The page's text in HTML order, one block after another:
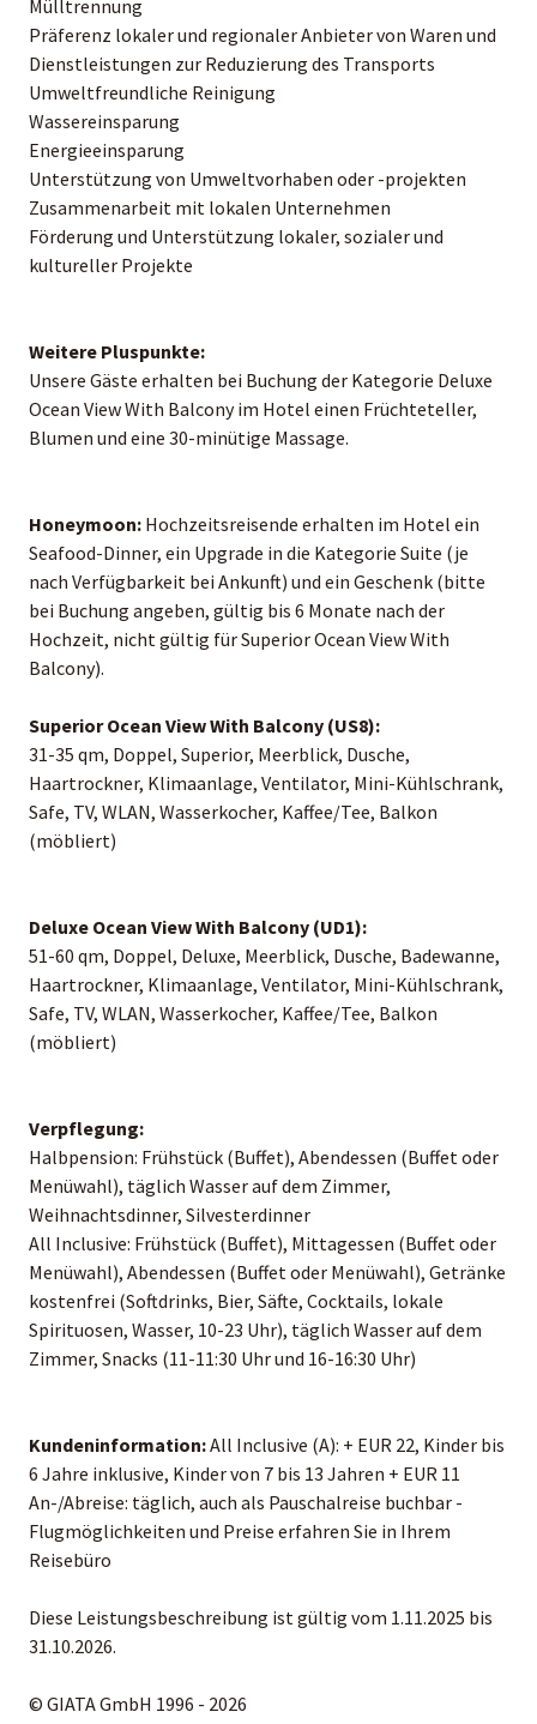
Mülltrennung
Präferenz lokaler und regionaler Anbieter von Waren und
Dienstleistungen zur Reduzierung des Transports
Umweltfreundliche Reinigung
Wassereinsparung
Energieeinsparung
Unterstützung von Umweltvorhaben oder -projekten
Zusammenarbeit mit lokalen Unternehmen
Förderung und Unterstützung lokaler, sozialer und
kultureller Projekte
Weitere Pluspunkte:
Unsere Gäste erhalten bei Buchung der Kategorie Deluxe
Ocean View With Balcony im Hotel einen Früchteteller,
Blumen und eine 30-minütige Massage.
Honeymoon: Hochzeitsreisende erhalten im Hotel ein
Seafood-Dinner, ein Upgrade in die Kategorie Suite (je
nach Verfügbarkeit bei Ankunft) und ein Geschenk (bitte
bei Buchung angeben, gültig bis 6 Monate nach der
Hochzeit, nicht gültig für Superior Ocean View With
Balcony).
Superior Ocean View With Balcony (US8):
31-35 qm, Doppel, Superior, Meerblick, Dusche,
Haartrockner, Klimaanlage, Ventilator, Mini-Kühlschrank,
Safe, TV, WLAN, Wasserkocher, Kaffee/Tee, Balkon
(möbliert)
Deluxe Ocean View With Balcony (UD1):
51-60 qm, Doppel, Deluxe, Meerblick, Dusche, Badewanne,
Haartrockner, Klimaanlage, Ventilator, Mini-Kühlschrank,
Safe, TV, WLAN, Wasserkocher, Kaffee/Tee, Balkon
(möbliert)
Verpflegung:
Halbpension: Frühstück (Buffet), Abendessen (Buffet oder
Menüwahl), täglich Wasser auf dem Zimmer,
Weihnachtsdinner, Silvesterdinner
All Inclusive: Frühstück (Buffet), Mittagessen (Buffet oder
Menüwahl), Abendessen (Buffet oder Menüwahl), Getränke
kostenfrei (Softdrinks, Bier, Säfte, Cocktails, lokale
Spirituosen, Wasser, 10-23 Uhr), täglich Wasser auf dem
Zimmer, Snacks (11-11:30 Uhr und 16-16:30 Uhr)
Kundeninformation:All Inclusive (A): + EUR 22, Kinder bis
6 Jahre inklusive, Kinder von 7 bis 13 Jahren + EUR 11
An-/Abreise: täglich, auch als Pauschalreise buchbar -
Flugmöglichkeiten und Preise erfahren Sie in Ihrem
Reisebüro
Diese Leistungsbeschreibung ist gültig vom 1.11.2025 bis
31.10.2026.
© GIATA GmbH 1996 - 2026